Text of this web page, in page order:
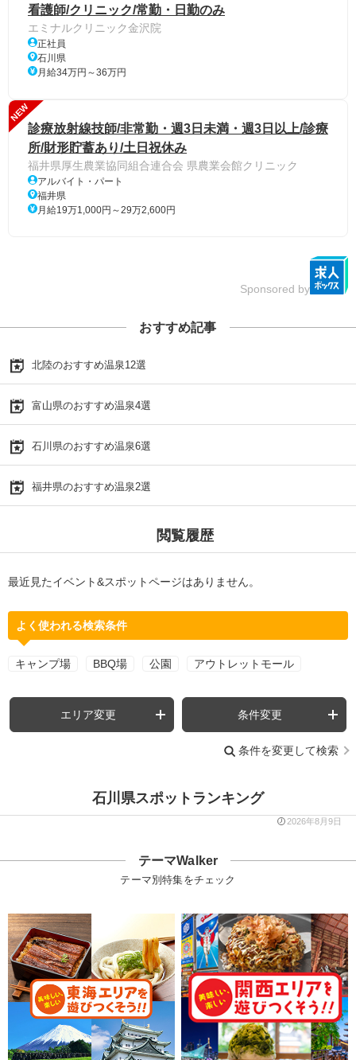
看護師/クリニック/常勤・日勤のみ
エミナルクリニック金沢院
正社員
石川県
月給34万円～36万円
NEW
診療放射線技師/非常勤・週3日未満・週3日以上/診療
所/財形貯蓄あり/土日祝休み
福井県厚生農業協同組合連合会 県農業会館クリニック
アルバイト・パート
福井県
月給19万1,000円～29万2,600円
Sponsored by
おすすめ記事
北陸のおすすめ温泉12選
富山県のおすすめ温泉4選
石川県のおすすめ温泉6選
福井県のおすすめ温泉2選
閲覧履歴
最近見たイベント&スポットページはありません。
よく使われる検索条件
キャンプ場 BBQ場 公園 アウトレットモール
エリア変更 条件変更
条件を変更して検索
石川県スポットランキング
2026年8月9日
テーマWalker
テーマ別特集をチェック